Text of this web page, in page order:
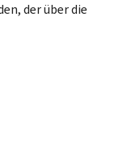
der über die